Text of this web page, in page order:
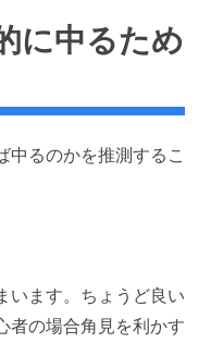
に中るため
中るのかを推測するこ
います。ちょうど良い
者の場合角見を利かす